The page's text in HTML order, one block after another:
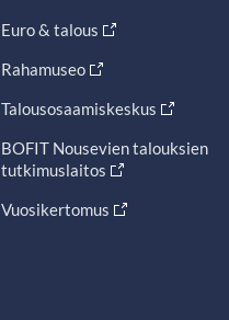
Euro & talous
Rahamuseo
Talousosaamiskeskus
BOFIT Nousevien talouksien
tutkimuslaitos
Vuosikertomus